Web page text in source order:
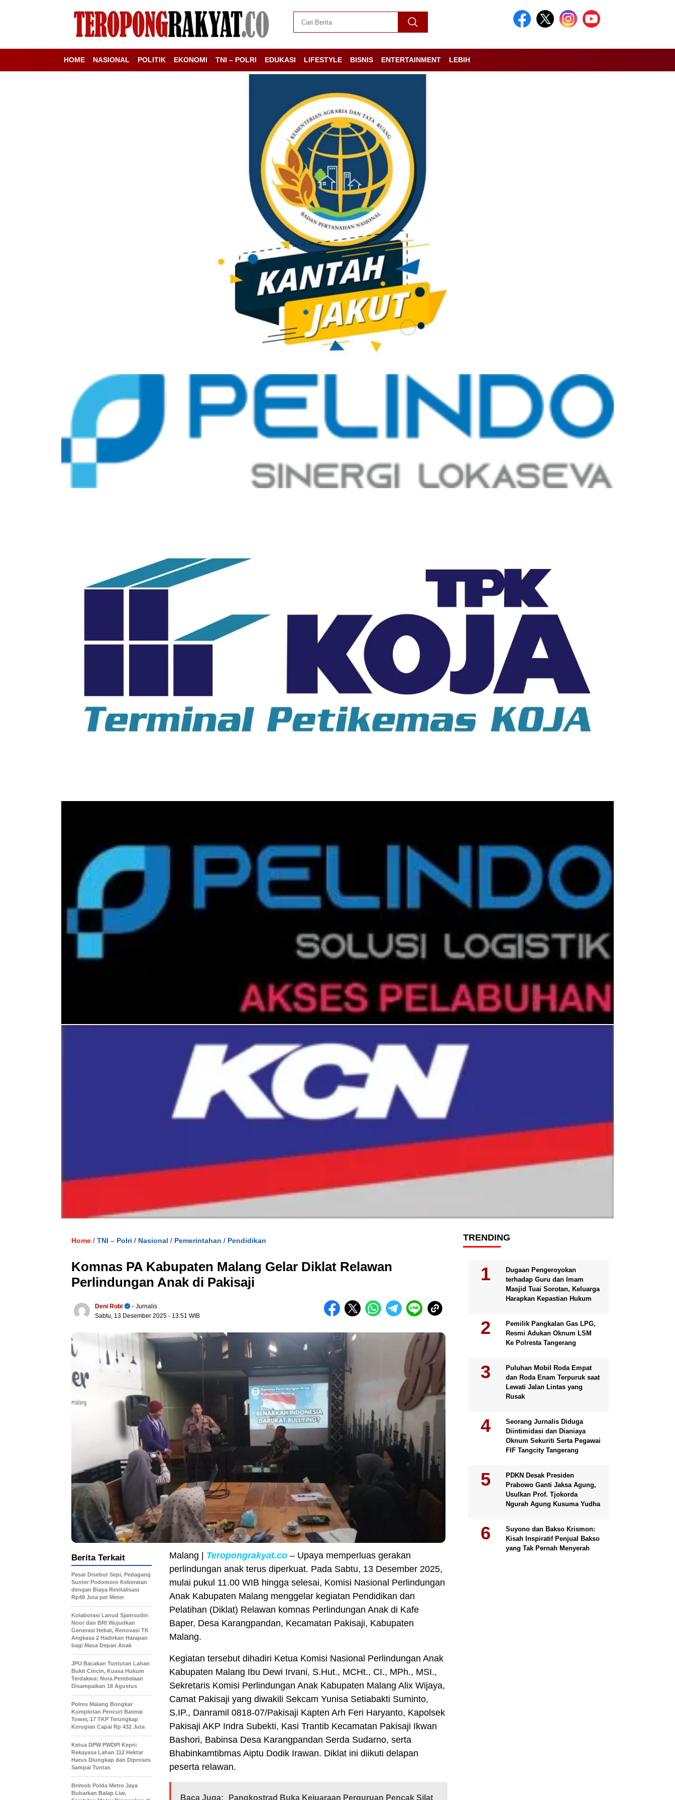
HOME NASIONAL POLITIK EKONOMI TNI – POLRI EDUKASI LIFESTYLE BISNIS ENTERTAINMENT LEBIH
Home / TNI – Polri / Nasional / Pemerintahan / Pendidikan
Komnas PA Kabupaten Malang Gelar Diklat Relawan
Perlindungan Anak di Pakisaji
Deni Robi
- Jurnalis
Sabtu, 13 Desember 2025 - 13:51 WIB
Malang | Teropongrakyat.co – Upaya memperluas gerakan
perlindungan anak terus diperkuat. Pada Sabtu, 13 Desember 2025,
mulai pukul 11.00 WIB hingga selesai, Komisi Nasional Perlindungan
Anak Kabupaten Malang menggelar kegiatan Pendidikan dan
Pelatihan (Diklat) Relawan komnas Perlindungan Anak di Kafe
Baper, Desa Karangpandan, Kecamatan Pakisaji, Kabupaten
Malang.
Kegiatan tersebut dihadiri Ketua Komisi Nasional Perlindungan Anak
Kabupaten Malang Ibu Dewi Irvani, S.Hut., MCHt., CI., MPh., MSI.,
Sekretaris Komisi Perlindungan Anak Kabupaten Malang Alix Wijaya,
Camat Pakisaji yang diwakili Sekcam Yunisa Setiabakti Suminto,
S.IP., Danramil 0818-07/Pakisaji Kapten Arh Feri Haryanto, Kapolsek
Pakisaji AKP Indra Subekti, Kasi Trantib Kecamatan Pakisaji Ikwan
Bashori, Babinsa Desa Karangpandan Serda Sudarno, serta
Bhabinkamtibmas Aiptu Dodik Irawan. Diklat ini diikuti delapan
peserta relawan.
Baca Juga: Pangkostrad Buka Kejuaraan Perguruan Pencak Silat
Berita Terkait
Pasar Disebut Sepi, Pedagang
Sunter Podomoro Keberatan
dengan Biaya Revitalisasi
Rp49 Juta per Meter
Kolaborasi Lanud Sjamsudin
Noor dan BRI Wujudkan
Generasi Hebat, Renovasi TK
Angkasa 2 Hadirkan Harapan
bagi Masa Depan Anak
JPU Bacakan Tuntutan Lahan
Bukit Cincin, Kuasa Hukum
Terdakwa: Nota Pembelaan
Disampaikan 18 Agustus
Polres Malang Bongkar
Komplotan Pencuri Baterai
Tower, 17 TKP Terungkap
Kerugian Capai Rp 432 Juta
Ketua DPW PWDPI Kepri:
Rekayasa Lahan 112 Hektar
Harus Diungkap dan Diproses
Sampai Tuntas
Brimob Polda Metro Jaya
Bubarkan Balap Liar,
TRENDING
Dugaan Pengeroyokan
terhadap Guru dan Imam
Masjid Tuai Sorotan, Keluarga
Harapkan Kepastian Hukum
Pemilik Pangkalan Gas LPG,
Resmi Adukan Oknum LSM
Ke Polresta Tangerang
Puluhan Mobil Roda Empat
dan Roda Enam Terpuruk saat
Lewati Jalan Lintas yang
Rusak
Seorang Jurnalis Diduga
Diintimidasi dan Dianiaya
Oknum Sekuriti Serta Pegawai
FIF Tangcity Tangerang
PDKN Desak Presiden
Prabowo Ganti Jaksa Agung,
Usulkan Prof. Tjokorda
Ngurah Agung Kusuma Yudha
Suyono dan Bakso Krismon:
Kisah Inspiratif Penjual Bakso
yang Tak Pernah Menyerah